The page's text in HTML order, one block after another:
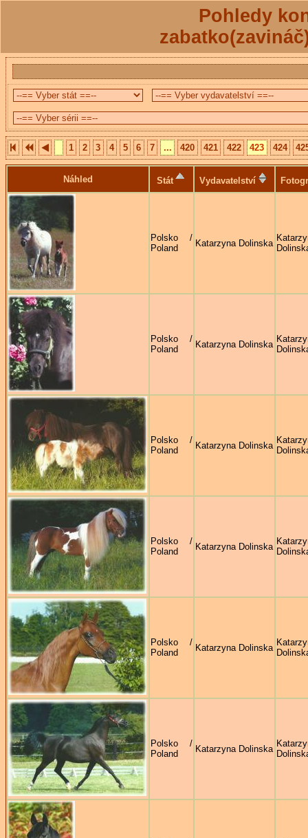
Pohledy
1 2 3 4 5 6 7 ... 420 421 422 423 424
Náhled Stát Vydavatelství
Polsko /
Poland
Katarzyna Dolinska
Polsko /
Poland
Katarzyna Dolinska
Polsko /
Poland
Katarzyna Dolinska
Polsko /
Poland
Katarzyna Dolinska
Polsko /
Poland
Katarzyna Dolinska
Polsko /
Poland
Katarzyna Dolinska